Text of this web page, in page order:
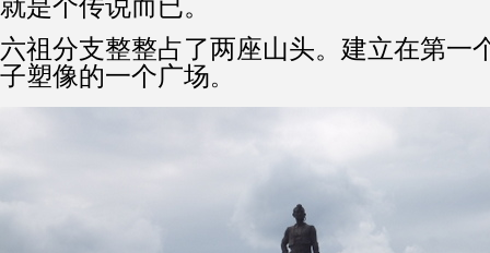
就是个传说而已。
六祖分支整整占了两座山头。建立在第一
子塑像的一个广场。